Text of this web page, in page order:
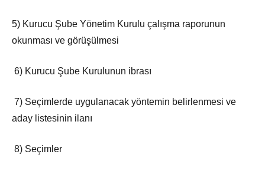
5) Kurucu Şube Yönetim Kurulu çalışma raporunun
okunması ve görüşülmesi
6) Kurucu Şube Kurulunun ibrası
7) Seçimlerde uygulanacak yöntemin belirlenmesi ve
aday listesinin ilanı
8) Seçimler